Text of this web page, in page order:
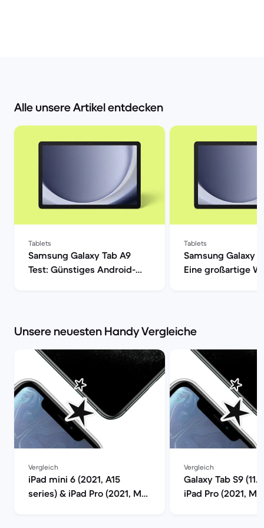
Alle unsere Artikel entdecken
Tablets
Samsung Galaxy Tab A9
Test: Günstiges Android-
Tablets
Samsung Galaxy
Eine großartige
Unsere neuesten Handy Vergleiche
Vergleich
iPad mini 6 (2021, A15
series) & iPad Pro (2021, M1
Vergleich
Galaxy Tab S9
iPad Pro (2021,